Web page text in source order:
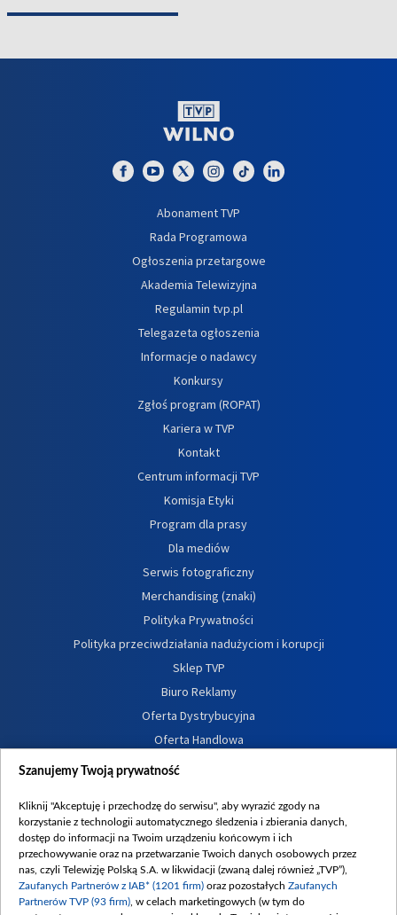
Abonament TVP
Rada Programowa
Ogłoszenia przetargowe
Akademia Telewizyjna
Regulamin tvp.pl
Telegazeta ogłoszenia
Informacje o nadawcy
Konkursy
Zgłoś program (ROPAT)
Kariera w TVP
Kontakt
Centrum informacji TVP
Komisja Etyki
Program dla prasy
Dla mediów
Serwis fotograficzny
Merchandising (znaki)
Polityka Prywatności
Polityka przeciwdziałania nadużyciom i korupcji
Sklep TVP
Biuro Reklamy
Oferta Dystrybucyjna
Oferta Handlowa
Dostępność
Procedura zgłoszeń wewnętrznych
Szanujemy Twoją prywatność
Kliknij "Akceptuję i przechodzę do serwisu", aby wyrazić zgody na
korzystanie z technologii automatycznego śledzenia i zbierania danych,
dostęp do informacji na Twoim urządzeniu końcowym i ich
przechowywanie oraz na przetwarzanie Twoich danych osobowych przez
nas, czyli Telewizję Polską S.A. w likwidacji (zwaną dalej również „TVP”),
Zaufanych Partnerów z IAB* (1201 firm) oraz pozostałych Zaufanych
Partnerów TVP (93 firm) , w celach marketingowych (w tym do